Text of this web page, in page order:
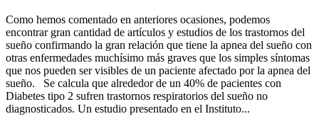
Como hemos comentado en anteriores ocasiones, podemos
encontrar gran cantidad de artículos y estudios de los trastornos del
sueño confirmando la gran relación que tiene la apnea del sueño con
otras enfermedades muchísimo más graves que los simples síntomas
que nos pueden ser visibles de un paciente afectado por la apnea del
sueño. Se calcula que alrededor de un 40% de pacientes con
Diabetes tipo 2 sufren trastornos respiratorios del sueño no
diagnosticados. Un estudio presentado en el Instituto...